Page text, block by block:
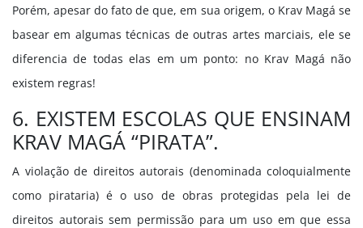
Porém, apesar do fato de que, em sua origem, o Krav Magá se
basear em algumas técnicas de outras artes marciais, ele se
diferencia de todas elas em um ponto: no Krav Magá não
existem regras!
6. EXISTEM ESCOLAS QUE ENSINAM
KRAV MAGÁ “PIRATA”.
A violação de direitos autorais (denominada coloquialmente
como pirataria) é o uso de obras protegidas pela lei de
direitos autorais sem permissão para um uso em que essa